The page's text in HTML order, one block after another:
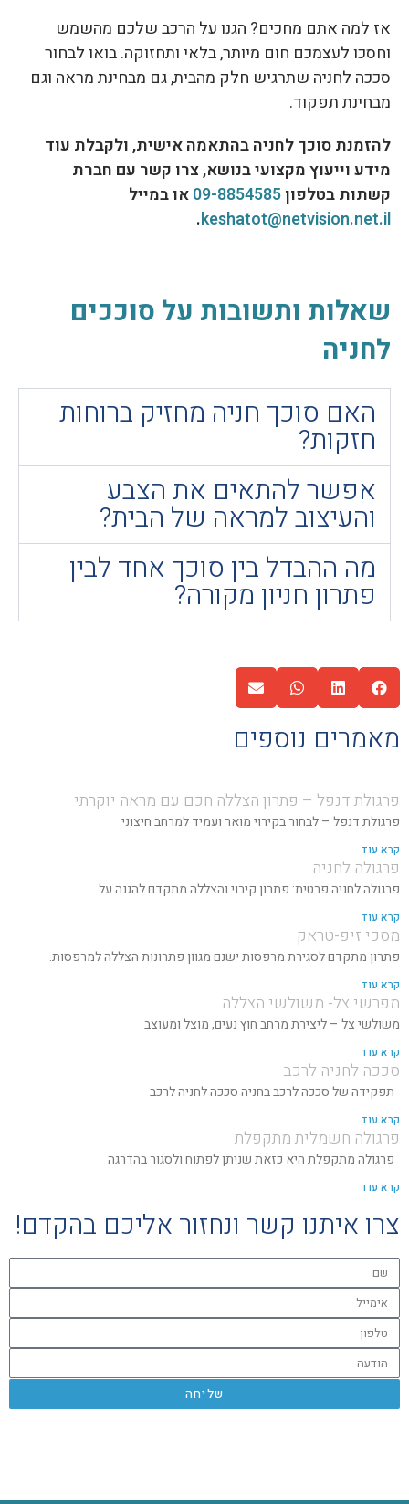
אז למה אתם מחכים? הגנו על הרכב שלכם מהשמש
וחסכו לעצמכם חום מיותר, בלאי ותחזוקה. בואו לבחור
סככה לחניה שתרגיש חלק מהבית, גם מבחינת מראה וגם
מבחינת תפקוד.
להזמנת סוכך לחניה בהתאמה אישית, ולקבלת עוד
מידע וייעוץ מקצועי בנושא, צרו קשר עם חברת
קשתות בטלפון09-8854585או במייל
keshatot@netvision.net.il
.
שאלות ותשובות על סוככים
לחניה
האם סוכך חניה מחזיק ברוחות
חזקות?
אפשר להתאים את הצבע
והעיצוב למראה של הבית?
מה ההבדל בין סוכך אחד לבין
פתרון חניון מקורה?
מאמרים נוספים
פרגולת דנפל – פתרון הצללה חכם עם מראה יוקרתי
פרגולת דנפל – לבחור בקירוי מואר ועמיד למרחב חיצוני
קרא עוד
פרגולה לחניה
פרגולה לחניה פרטית: פתרון קירוי והצללה מתקדם להגנה על
קרא עוד
מסכי זיפ-טראק
פתרון מתקדם לסגירת מרפסות ישנם מגוון פתרונות הצללה למרפסות.
קרא עוד
מפרשי צל- משולשי הצללה
משולשי צל – ליצירת מרחב חוץ נעים, מוצל ומעוצב
קרא עוד
סככה לחניה לרכב
תפקידה של סככה לרכב בחניה סככה לחניה לרכב
קרא עוד
פרגולה חשמלית מתקפלת
פרגולה מתקפלת היא כזאת שניתן לפתוח ולסגור בהדרגה
קרא עוד
צרו איתנו קשר ונחזור אליכם בהקדם!
שליחה